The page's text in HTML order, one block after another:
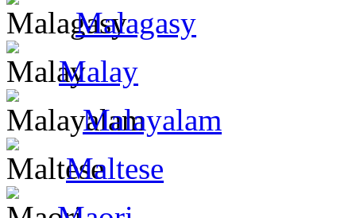
Malagasy
Malay
Malayalam
Maltese